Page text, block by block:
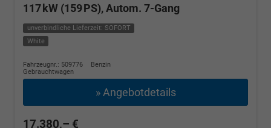
117 kW (159 PS), Autom. 7-Gang
unverbindliche Lieferzeit: SOFORT
White
Fahrzeugnr.: 509776
Benzin
Gebrauchtwagen
» Angebotdetails
17.380,– €